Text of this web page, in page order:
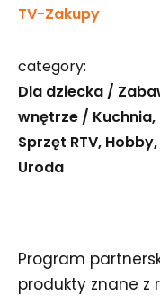
TV-Zakupy
category:
Dla dziecka /
wnętrze / Kuchnia
Sprzęt RTV Hobby
Uroda
Program
produkty znane z